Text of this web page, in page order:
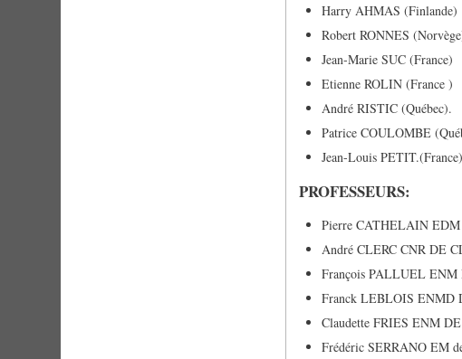
Harry AHMAS (Finlande)
Robert RONNES
Jean-Marie SUC (France)
Etienne ROLIN (France )
André RISTIC (Québec).
Patrice COULOMBE
Jean-Louis
PROFESSEURS:
Pierre CATHELAIN
André CLERC CNR DE
François PALLUEL ENM
Franck LEBLOIS ENMD
Claudette FRIES ENM
Frédéric SERRANO EM